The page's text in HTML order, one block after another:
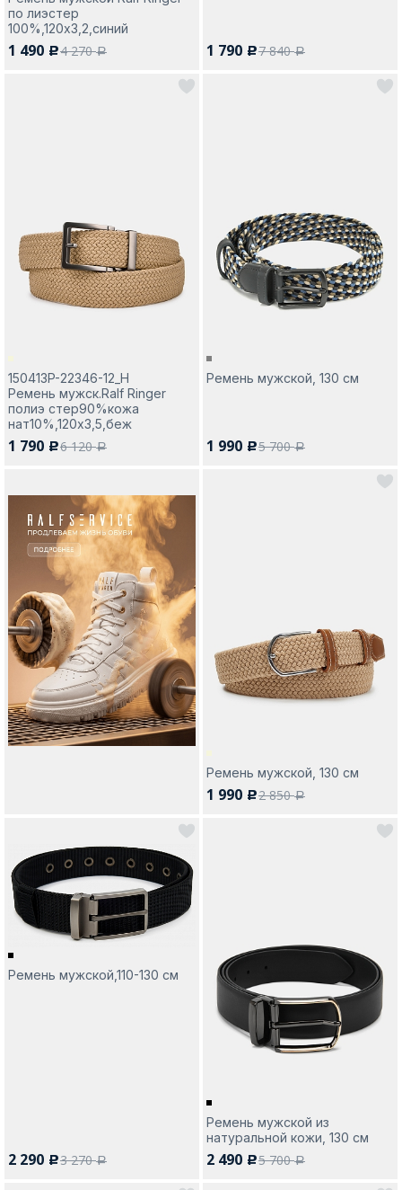
по лиэстер
100%,120х3,2,синий
1 490 c4 270a 1 790 c7 840a
150413P-22346-12_Н
Ремень мужск.Ralf Ringer
полиэ стер90%кожа
нат10%,120х3,5,беж
1 790 c6 120a
Ремень мужской, 130 см
1 990 c5 700a
Ремень мужской, 130 см
1 990 c2 850a
Ремень мужской,110-130 см
2 290 c3 270a
Ремень мужской из
натуральной кожи, 130 см
2 490 c5 700a